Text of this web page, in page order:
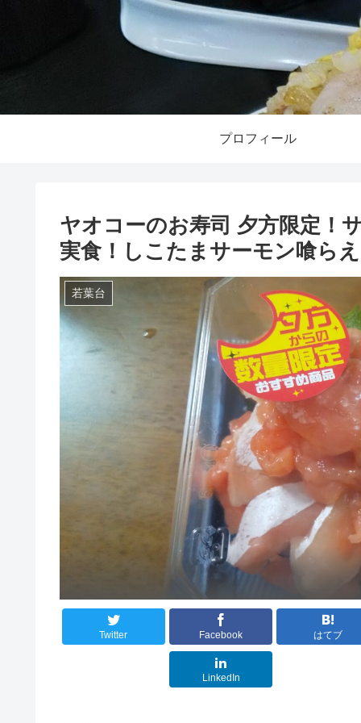
プロフィール
ヤオコーのお寿司 夕方限定！
実食！しこたまサーモン喰らえ
若葉台
Twitter Facebook はてブ
LinkedIn